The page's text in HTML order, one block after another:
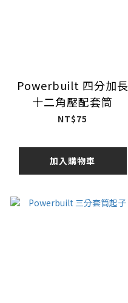
Powerbuilt 四分加長
十二角壓配套筒
NT$75
加入購物車